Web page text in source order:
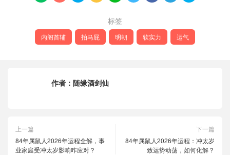
标签
内阁首辅 拍马屁 明朝 软实力 运气
作者： 随缘酒剑仙
上一篇
84年属鼠人2026年运程全解，事
业家庭受冲太岁影响咋应对？
下一篇
84年属鼠人2026年运程：冲太岁
致运势动荡，如何化解？